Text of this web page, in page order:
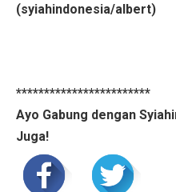
(syiahindonesia/albert)
************************
Ayo Gabung dengan
Juga!